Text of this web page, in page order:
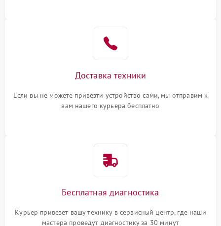
Доставка техники
Если вы не можете привезти устройство сами, мы отправим к
вам нашего курьера бесплатно
Бесплатная диагностика
Курьер привезет вашу технику в сервисный центр, где наши
мастера проведут диагностику за 30 минут